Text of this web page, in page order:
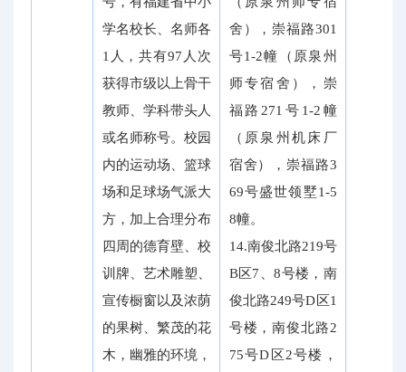
学名校长、名师各
1人，共有97人次
获得市级以上骨干
教师、学科带头人
或名师称号。校园
内的运动场、篮球
场和足球场气派大
方，加上合理分布
四周的德育壁、校
训牌、艺术雕塑、
宣传橱窗以及浓荫
的果树、繁茂的花
木，幽雅的环境，
舍），崇福路301
号1-2幢（原泉州
师专宿舍），崇
福路271号1-2幢
（原泉州机床厂
宿舍），崇福路3
69号盛世领墅1-5
8幢。
14.南俊北路219号
B区7、8号楼，南
俊北路249号D区1
号楼，南俊北路2
75号D区2号楼，